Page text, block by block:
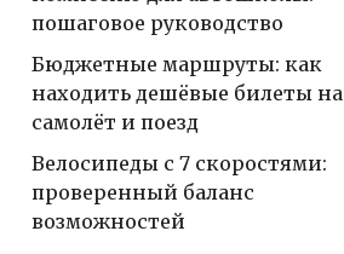
пошаговое руководство
Бюджетные маршруты: как
находить дешёвые билеты на
самолёт и поезд
Велосипеды с 7 скоростями:
проверенный баланс
возможностей